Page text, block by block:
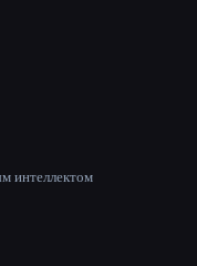
интеллектом